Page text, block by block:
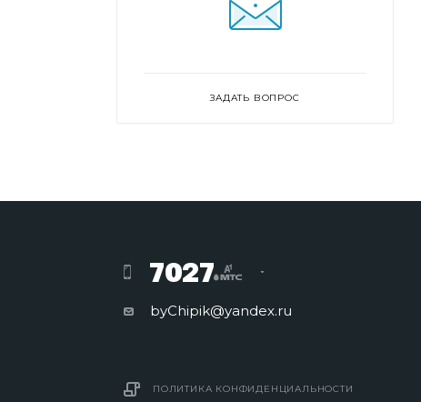
ЗАДАТЬ ВОПРОС
7027
byChipik@yandex.ru
ПОЛИТИКА КОНФИДЕНЦИАЛЬНОСТИ